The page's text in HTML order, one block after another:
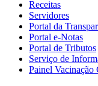
Receitas
Servidores
Portal da
Portal e-Notas
Portal de Tributos
Serviço de
Painel Vacinação